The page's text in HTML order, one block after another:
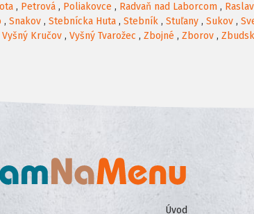
, Petrová , Poliakovce , Radvaň nad Laborcom ,
, Snakov , Stebnícka Huta , Stebník , Stuľany , Sukov ,
Vyšný Kručov , Vyšný Tvarožec , Zbojné , Zborov ,
Úvod